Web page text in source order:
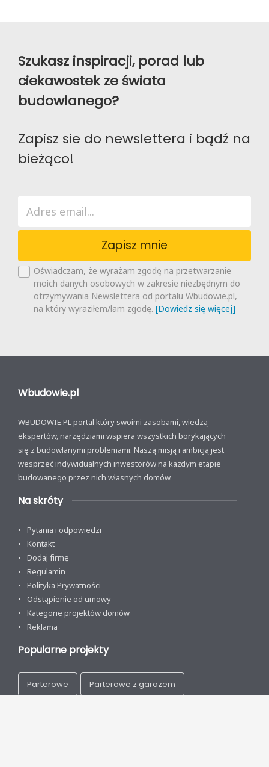
Szukasz inspiracji, porad lub
ciekawostek ze świata
budowlanego?
Zapisz sie do newslettera i bądź na
bieżąco!
Zapisz mnie
Oświadczam, że wyrażam zgodę na przetwarzanie
moich danych osobowych w zakresie niezbędnym do
otrzymywania Newslettera od portalu Wbudowie.pl,
na który wyraziłem/łam zgodę. [Dowiedz się więcej]
Wbudowie.pl
WBUDOWIE.PL portal który swoimi zasobami, wiedzą
ekspertów, narzędziami wspiera wszystkich borykających
się z budowlanymi problemami. Naszą misją i ambicją jest
wesprzeć indywidualnych inwestorów na każdym etapie
budowanego przez nich własnych domów.
Na skróty
Pytania i odpowiedzi
Kontakt
Dodaj firmę
Regulamin
Polityka Prywatności
Odstąpienie od umowy
Kategorie projektów domów
Reklama
Popularne projekty
Parterowe Parterowe z garażem